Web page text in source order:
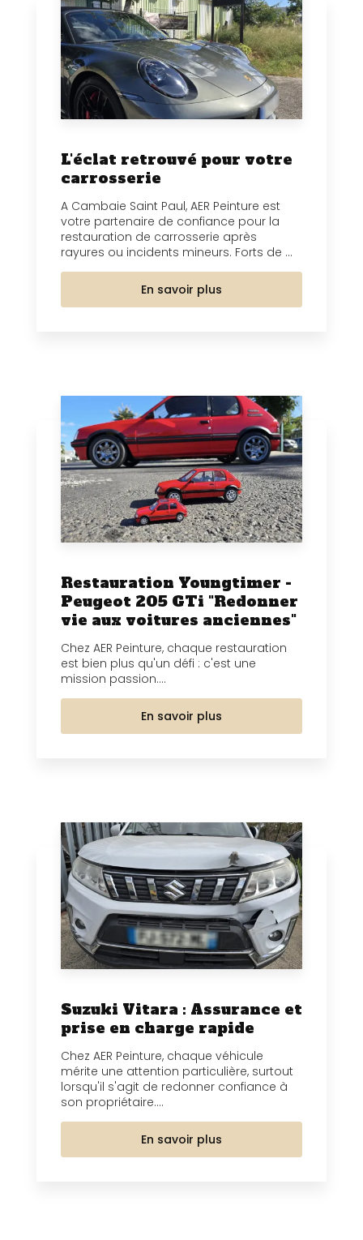
L'éclat retrouvé pour votre
carrosserie
A Cambaie Saint Paul, AER Peinture est
votre partenaire de confiance pour la
restauration de carrosserie après
rayures ou incidents mineurs. Forts de ...
En savoir plus
Restauration Youngtimer -
Peugeot 205 GTi "Redonner
vie aux voitures anciennes"
Chez AER Peinture, chaque restauration
est bien plus qu'un défi : c'est une
mission passion....
En savoir plus
Suzuki Vitara : Assurance et
prise en charge rapide
Chez AER Peinture, chaque véhicule
mérite une attention particulière, surtout
lorsqu'il s'agit de redonner confiance à
son propriétaire....
En savoir plus